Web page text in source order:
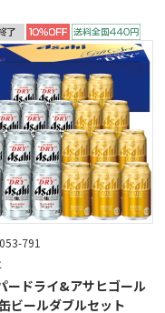
791
ードライ&アサヒゴール
ビールダブルセット